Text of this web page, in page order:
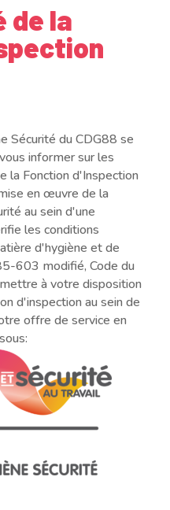
de la
Sécurité du CDG88 se
informer sur les
la Fonction d'Inspection
en œuvre de la
au sein d'une
les conditions
d'hygiène et de
603 modifié, Code du
à votre disposition
d'inspection au sein de
offre de service en